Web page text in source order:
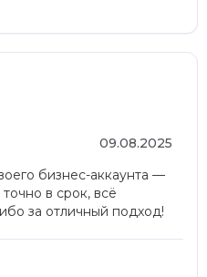
09.08.2025
бизнес-аккаунта —
в срок, всё
за отличный подход!